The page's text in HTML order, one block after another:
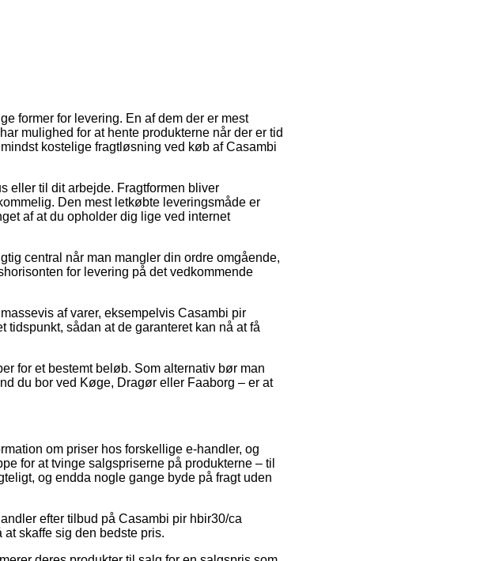
former for levering. En af dem der er mest
mulighed for at hente produkterne når der er tid
kostelige fragtløsning ved køb af Casambi
eller til dit arbejde. Fragtformen bliver
Den mest letkøbte leveringsmåde er
af at du opholder dig lige ved internet
central når man mangler din ordre omgående,
for levering på det vedkommende
af varer, eksempelvis Casambi pir
tidspunkt, sådan at de garanteret kan nå at få
for et bestemt beløb. Som alternativ bør man
du bor ved Køge, Dragør eller Faaborg – er at
om priser hos forskellige e-handler, og
for at tvinge salgspriserne på produkterne – til
og endda nogle gange byde på fragt uden
efter tilbud på Casambi pir hbir30/ca
skaffe sig den bedste pris.